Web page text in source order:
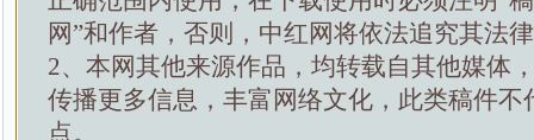
网”和作者，否则，中红网将依法追究其法
2、本网其他来源作品，均转载自其他媒体
传播更多信息，丰富网络文化，此类稿件不
点。